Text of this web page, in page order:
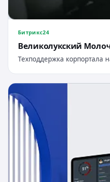
Битрикс24
Великолукский
Техподдержка корпортала